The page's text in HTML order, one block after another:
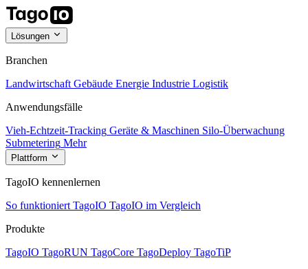
Lösungen
Branchen
Landwirtschaft Gebäude Energie Industrie Logistik
Anwendungsfälle
Vieh-Echtzeit-Tracking Geräte & Maschinen Silo-Überwachung
Submetering Mehr
Plattform
TagoIO kennenlernen
So funktioniert TagoIO TagoIO im Vergleich
Produkte
TagoIO TagoRUN TagoCore TagoDeploy TagoTiP